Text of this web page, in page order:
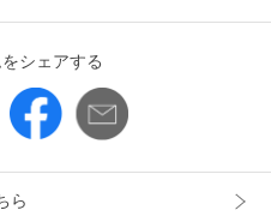
％
シェアする
ら